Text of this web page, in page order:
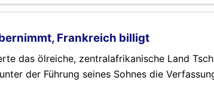
Frankreich billigt
das ölreiche, zentralafrikanische Land
der Führung seines Sohnes die